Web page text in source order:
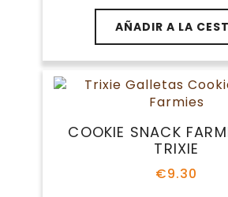
AÑADIR A LA
COOKIE SNACK
TRIXIE
€9.30